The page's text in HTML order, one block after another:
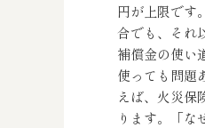
円が上限です
合でも、それ
補償金の使い
使っても問題
えば、火災保
ります。「